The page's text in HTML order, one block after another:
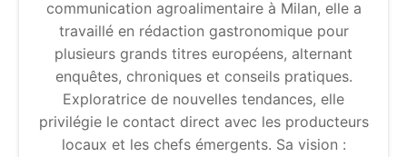
communication agroalimentaire à Milan, elle a
travaillé en rédaction gastronomique pour
plusieurs grands titres européens, alternant
enquêtes, chroniques et conseils pratiques.
Exploratrice de nouvelles tendances, elle
privilégie le contact direct avec les producteurs
locaux et les chefs émergents. Sa vision :